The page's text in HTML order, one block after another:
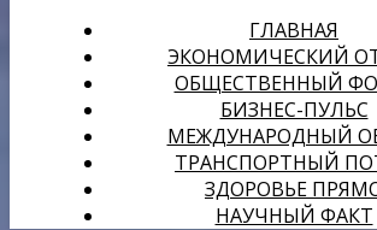
ГЛАВНАЯ
ЭКОНОМИЧЕСКИЙ
ОБЩЕСТВЕННЫЙ
БИЗНЕС-ПУЛЬС
МЕЖДУНАРОДНЫЙ
ТРАНСПОРТНЫЙ
ЗДОРОВЬЕ
НАУЧНЫЙ ФАКТ